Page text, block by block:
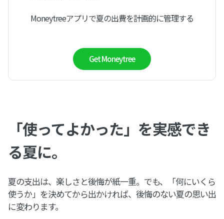
Moneytreeアプリで夏の出費を計画的に管理する
Get Moneytree
「使ってよかった」を実感でき
る夏に。
夏の支出は、楽しさと後悔が紙一重。でも、「何にいくら
使うか」を決めてから出かければ、後悔のない夏の思い出
に変わります。